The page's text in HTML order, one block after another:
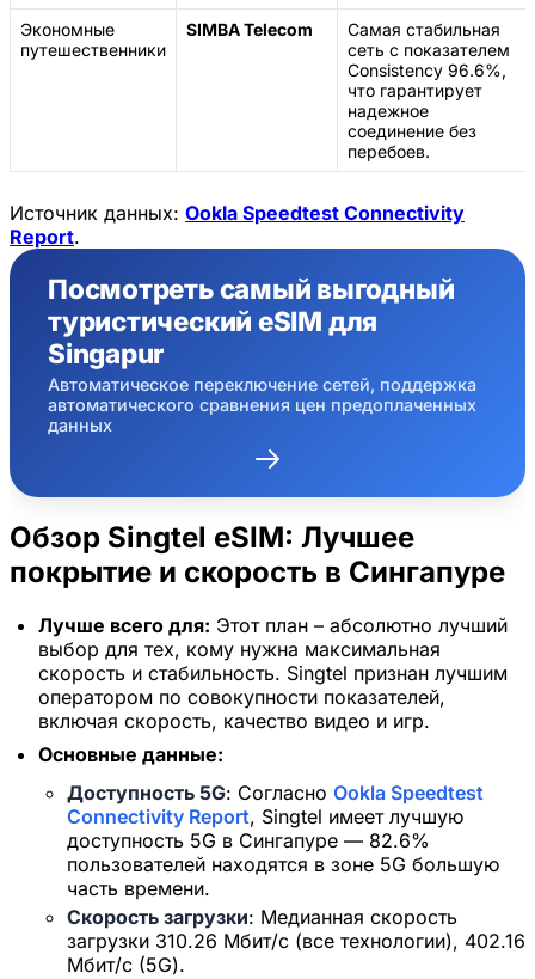
Экономные
путешественники
SIMBA Telecom
Самая стабильная
сеть с показателем
Consistency 96.6%,
что гарантирует
надежное
соединение без
перебоев.
Источник данных: Ookla Speedtest Connectivity
Report.
Посмотреть самый выгодный
туристический eSIM для
Singapur
Автоматическое переключение сетей, поддержка
автоматического сравнения цен предоплаченных
данных
Обзор Singtel eSIM: Лучшее
покрытие и скорость в Сингапуре
Лучше всего для: Этот план – абсолютно лучший
выбор для тех, кому нужна максимальная
скорость и стабильность. Singtel признан лучшим
оператором по совокупности показателей,
включая скорость, качество видео и игр.
Основные данные:
Доступность 5G: Согласно Ookla Speedtest
Connectivity Report, Singtel имеет лучшую
доступность 5G в Сингапуре — 82.6%
пользователей находятся в зоне 5G большую
часть времени.
Скорость загрузки: Медианная скорость
загрузки 310.26 Мбит/с (все технологии), 402.16
Мбит/с (5G).